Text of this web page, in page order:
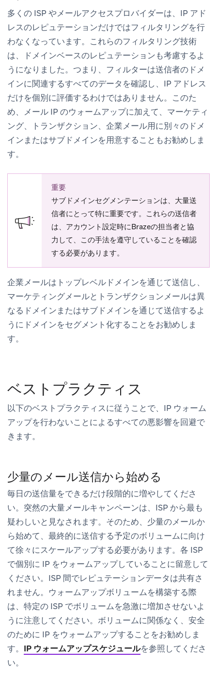
多くの ISP やメールアクセスプロバイダーは、IP アド
レスのレピュテーションだけではフィルタリングを行
わなくなっています。これらのフィルタリング技術
は、ドメインベースのレピュテーションも考慮するよ
うになりました。つまり、フィルターは送信者のドメ
インに関連するすべてのデータを確認し、IP アドレス
だけを個別に評価するわけではありません。このた
め、メール IP のウォームアップに加えて、マーケティ
ング、トランザクション、企業メール用に別々のドメ
インまたはサブドメインを用意することもお勧めしま
す。
重要
サブドメインセグメンテーションは、大量送
信者にとって特に重要です。これらの送信者
は、アカウント設定時にBrazeの担当者と協
力して、この手法を遵守していることを確認
する必要があります。
企業メールはトップレベルドメインを通じて送信し、
マーケティングメールとトランザクションメールは異
なるドメインまたはサブドメインを通じて送信するよ
うにドメインをセグメント化することをお勧めしま
す。
ベストプラクティス
以下のベストプラクティスに従うことで、IP ウォーム
アップを行わないことによるすべての悪影響を回避で
きます。
少量のメール送信から始める
毎日の送信量をできるだけ段階的に増やしてくださ
い。突然の大量メールキャンペーンは、ISP から最も
疑わしいと見なされます。そのため、少量のメールか
ら始めて、最終的に送信する予定のボリュームに向け
て徐々にスケールアップする必要があります。各 ISP
で個別に IP をウォームアップしていることに留意して
ください。ISP 間でレピュテーションデータは共有さ
れません。ウォームアップボリュームを構築する際
は、特定の ISP でボリュームを急激に増加させないよ
うに注意してください。ボリュームに関係なく、安全
のために IP をウォームアップすることをお勧めしま
す。 IP ウォームアップスケジュールを参照してくださ
い。